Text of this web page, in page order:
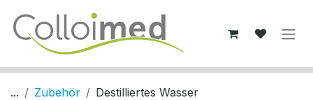
... Zubehör Destilliertes Wasser